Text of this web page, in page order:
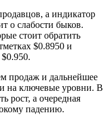
а индикатор
о слабости быков.
стоит обратить
$0.8950 и
продаж и дальнейшее
на ключевые уровни. В
рост, а очередная
падению.